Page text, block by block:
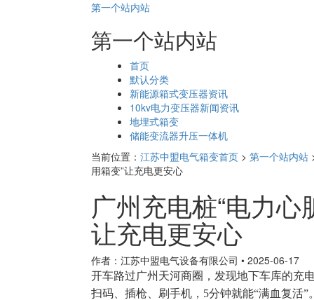
第一个站内站
第一个站内站
首页
默认分类
新能源箱式变压器资讯
10kv电力变压器新闻资讯
地埋式箱变
储能变流器升压一体机
当前位置： 江苏中盟电气箱变首页 > 第一个站内站
用箱变”让充电更安心
广州充电桩“电力心
让充电更安心
作者：江苏中盟电气设备有限公司 • 2025-06-17
开车路过广州天河商圈，发现地下车库的
扫码、插枪、刷手机， 5分钟就能“满血复活”